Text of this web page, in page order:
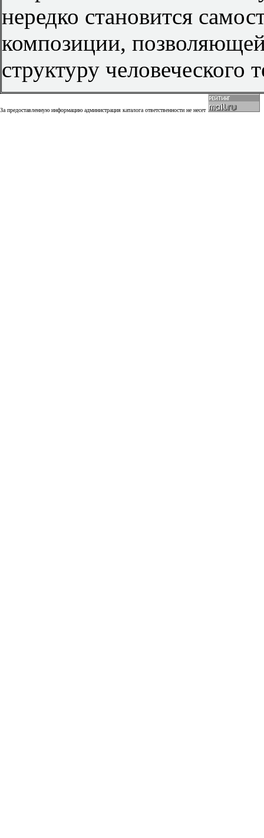
нередко становится
композиции,
структуру человеческого
За предоставленную информацию администрация каталога ответственности не несет